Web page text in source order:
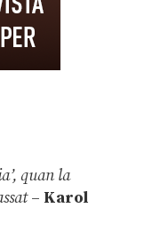
quan la
– Karol